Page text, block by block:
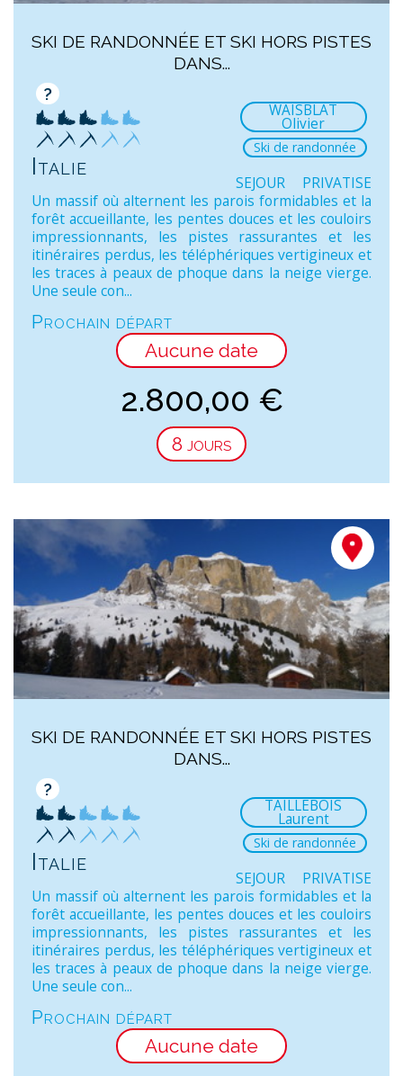
SKI DE RANDONNÉE ET SKI HORS PISTES
DANS...
?
Italie
WAISBLAT
Olivier
Ski de randonnée
SEJOUR PRIVATISE
Un massif où alternent les parois formidables et la
forêt accueillante, les pentes douces et les couloirs
impressionnants, les pistes rassurantes et les
itinéraires perdus, les téléphériques vertigineux et
les traces à peaux de phoque dans la neige vierge.
Une seule con...
Prochain départ
Aucune date
2.800,00 €
8 jours
SKI DE RANDONNÉE ET SKI HORS PISTES
DANS...
?
Italie
TAILLEBOIS
Laurent
Ski de randonnée
SEJOUR PRIVATISE
Un massif où alternent les parois formidables et la
forêt accueillante, les pentes douces et les couloirs
impressionnants, les pistes rassurantes et les
itinéraires perdus, les téléphériques vertigineux et
les traces à peaux de phoque dans la neige vierge.
Une seule con...
Prochain départ
Aucune date